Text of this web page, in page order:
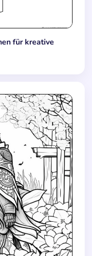
für kreative